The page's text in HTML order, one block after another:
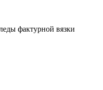
фактурной вязки